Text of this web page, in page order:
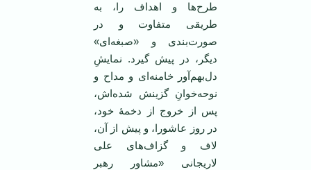
طرح‌ها و اهداف را، به
طریقی متفاوت و در
صورت‌بندی و «صبغه‌ای»
دیگر، در پیش گیرد. نمایشِ
دل‌بهم‌آور خامنه‌ای و مداح و
نوحه‌خوانِ گزینش شده‌اش،
پس از خروج از دخمۀ خود،
در روز عاشورا، و پیش از آن،
لاف و گزاف‌های علی
لاریجانی «مشاور رهبر